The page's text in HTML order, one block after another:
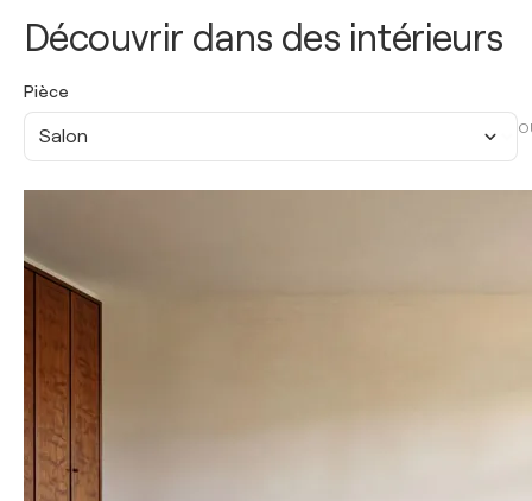
Découvrir dans des intérieurs
Pièce
Salon